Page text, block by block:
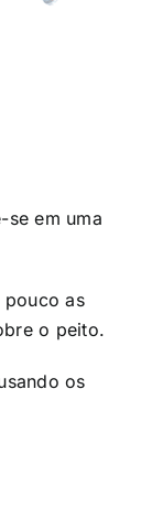
se em uma
pouco as
o peito.
os